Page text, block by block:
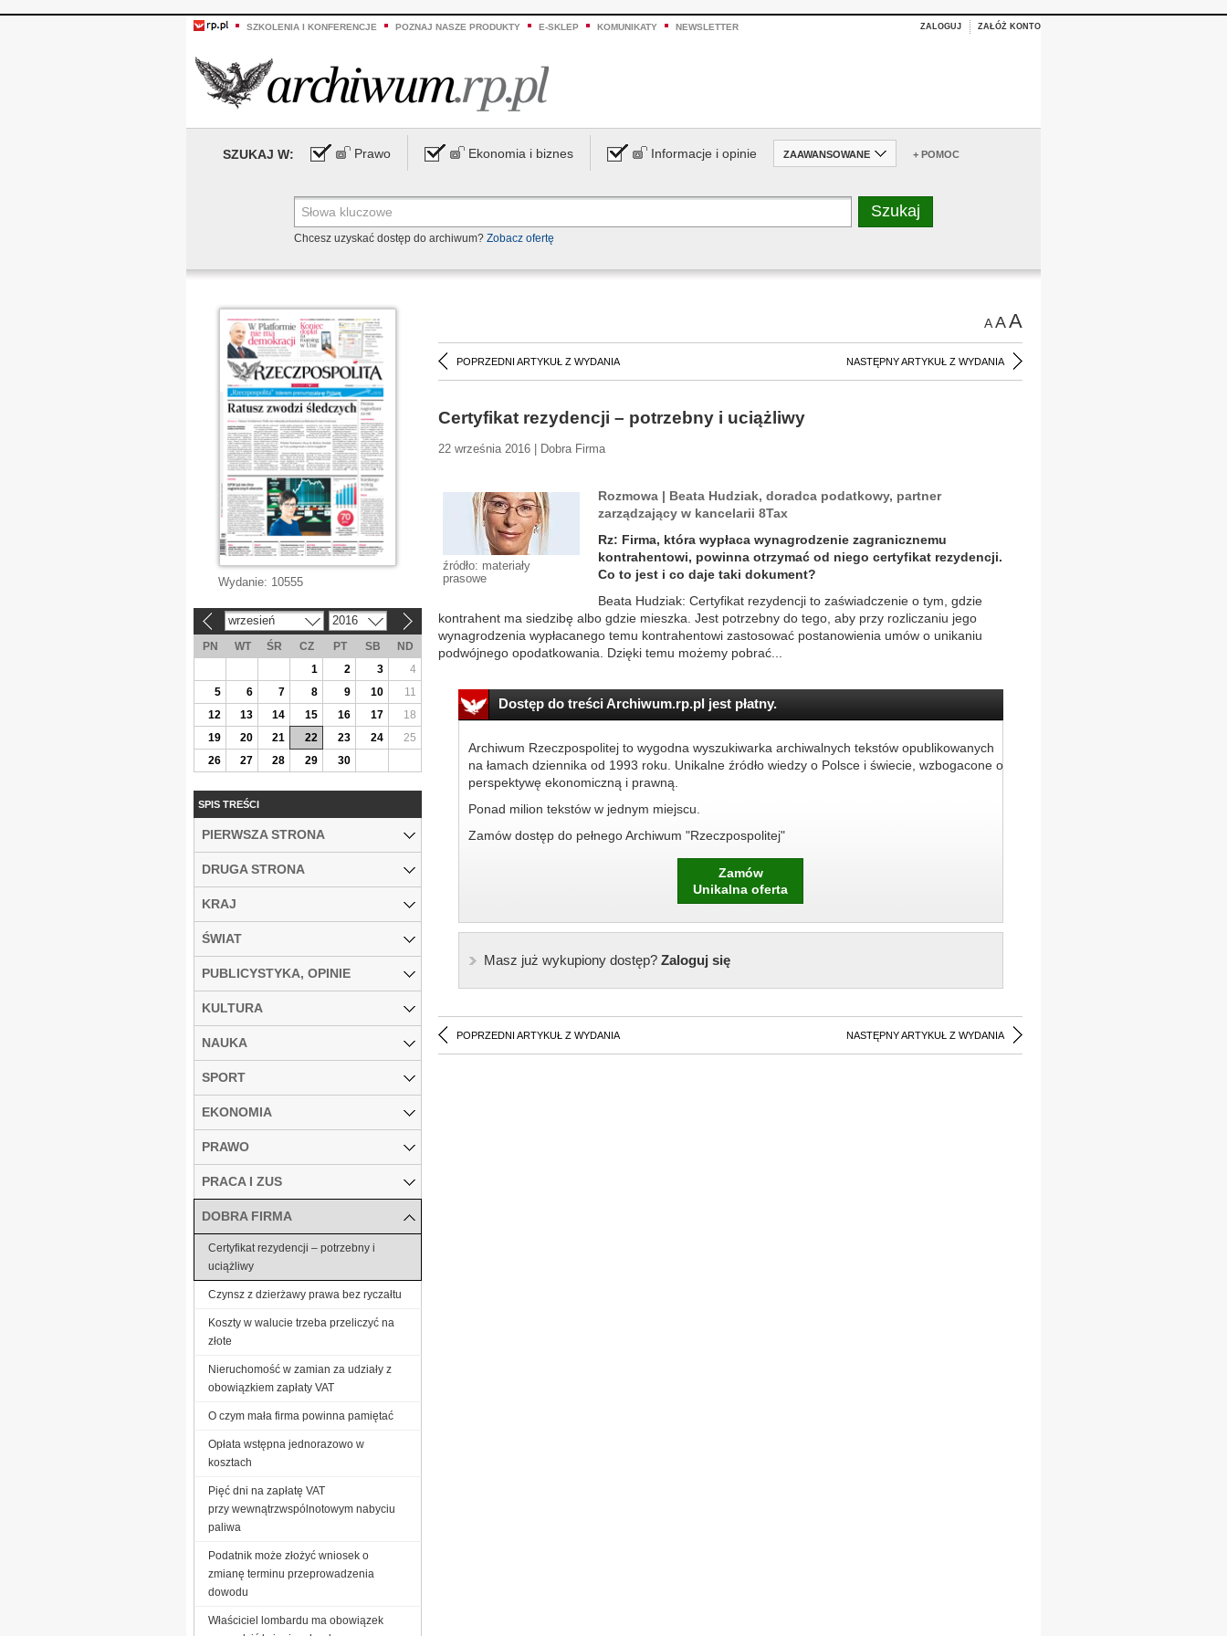
SZKOLENIA I KONFERENCJE POZNAJ NASZE PRODUKTY E-SKLEP KOMUNIKATY NEWSLETTER ZALOGUJ ZAŁÓŻ KONTO
SZUKAJ W: Prawo Ekonomia i biznes Informacje i opinie ZAAWANSOWANE + POMOC
Chcesz uzyskać dostęp do archiwum? Zobacz ofertę
AAA
POPRZEDNI ARTYKUŁ Z WYDANIA NASTĘPNY ARTYKUŁ Z WYDANIA
Certyfikat rezydencji – potrzebny i uciążliwy
22 września 2016 | Dobra Firma
źródło: materiały
prasowe
Rozmowa | Beata Hudziak, doradca podatkowy, partner
zarządzający w kancelarii 8Tax
Rz: Firma, która wypłaca wynagrodzenie zagranicznemu
kontrahentowi, powinna otrzymać od niego certyfikat rezydencji.
Co to jest i co daje taki dokument?
Beata Hudziak: Certyfikat rezydencji to zaświadczenie o tym, gdzie
kontrahent ma siedzibę albo gdzie mieszka. Jest potrzebny do tego, aby przy rozliczaniu jego
wynagrodzenia wypłacanego temu kontrahentowi zastosować postanowienia umów o unikaniu
podwójnego opodatkowania. Dzięki temu możemy pobrać...
Dostęp do treści Archiwum.rp.pl jest płatny.
Archiwum Rzeczpospolitej to wygodna wyszukiwarka archiwalnych tekstów opublikowanych
na łamach dziennika od 1993 roku. Unikalne źródło wiedzy o Polsce i świecie, wzbogacone o
perspektywę ekonomiczną i prawną.
Ponad milion tekstów w jednym miejscu.
Zamów dostęp do pełnego Archiwum "Rzeczpospolitej"
Zamów
Unikalna oferta
Masz już wykupiony dostęp?Zaloguj się
POPRZEDNI ARTYKUŁ Z WYDANIA NASTĘPNY ARTYKUŁ Z WYDANIA
Wydanie: 10555
wrzesień 2016
PN WT ŚR CZ PT SB
ND
1
2 3
4
5
6 7 8 9 10
11
12
13 14 15 16 17
18
19
20 21 22 23 24
25
26
27 28 29 30
SPIS TREŚCI
PIERWSZA STRONA
DRUGA STRONA
KRAJ
ŚWIAT
PUBLICYSTYKA, OPINIE
KULTURA
NAUKA
SPORT
EKONOMIA
PRAWO
PRACA I ZUS
DOBRA FIRMA
Certyfikat rezydencji – potrzebny i
uciążliwy
Czynsz z dzierżawy prawa bez ryczałtu
Koszty w walucie trzeba przeliczyć na
złote
Nieruchomość w zamian za udziały z
obowiązkiem zapłaty VAT
O czym mała firma powinna pamiętać
Opłata wstępna jednorazowo w
kosztach
Pięć dni na zapłatę VAT
przy wewnątrzwspólnotowym nabyciu
paliwa
Podatnik może złożyć wniosek o
zmianę terminu przeprowadzenia
dowodu
Właściciel lombardu ma obowiązek